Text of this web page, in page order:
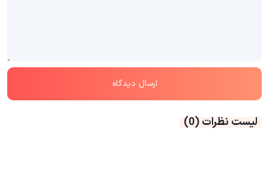
لیست نظرات(0)